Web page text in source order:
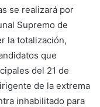
se realizará por
Supremo de
la totalización,
que
del 21 de
de la extrema
inhabilitado para